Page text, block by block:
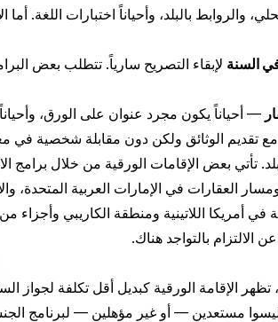
والروابط بالبلد، وأحياناً اختبارات اللغة.
السنة لإبقاء التصريح سارياً. تتطلب بعض
— أحياناً يكون مجرد عنوان على الورق،
تقديم الوثائق ولكن دون مقابلة شخصية في
تأتي بعض الإقامات الورقية من خلال برامج
ومسار العقارات في الإمارات العربية
في أمريكا اللاتينية ومنطقة الكاريبي
الالتزام بالتواجد هناك.
الإقامة الورقية كبديل أقل تكلفة لجواز
مستعدين — أو غير مؤهلين — لبرنامج